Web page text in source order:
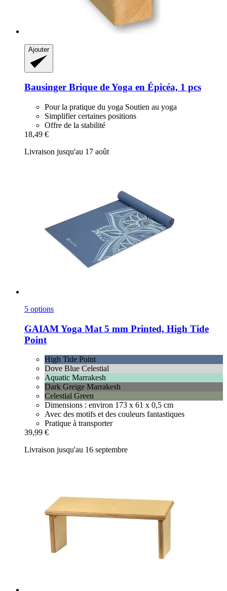
Ajouter
Bausinger Brique de Yoga en Épicéa, 1 pcs
Pour la pratique du yoga Soutien au yoga
Simplifier certaines positions
Offre de la stabilité
18,49 €
Livraison jusqu'au 17 août
5 options
GAIAMYoga Mat 5 mm Printed, High Tide
Point
High Tide Point
Dove Blue Celestial
Aquatic Marrakesh
Dark Greige Marrakesh
Celestial Green
Dimensions : environ 173 x 61 x 0,5 cm
Avec des motifs et des couleurs fantastiques
Pratique à transporter
39,99 €
Livraison jusqu'au 16 septembre